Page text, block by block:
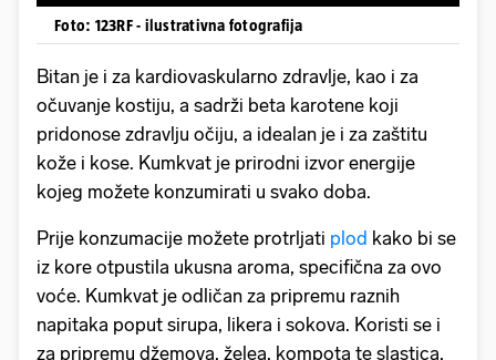
Foto: 123RF - ilustrativna fotografija
Bitan je i za kardiovaskularno zdravlje, kao i za
očuvanje kostiju, a sadrži beta karotene koji
pridonose zdravlju očiju, a idealan je i za zaštitu
kože i kose. Kumkvat je prirodni izvor energije
kojeg možete konzumirati u svako doba.
Prije konzumacije možete protrljati plod kako bi se
iz kore otpustila ukusna aroma, specifična za ovo
voće. Kumkvat je odličan za pripremu raznih
napitaka poput sirupa, likera i sokova. Koristi se i
za pripremu džemova, želea, kompota te slastica,